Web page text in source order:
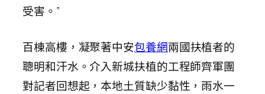
受害。”
百棟高樓，凝聚著中安包養網兩國扶植者的
聰明和汗水。介入新城扶植的工程師齊軍團
對記者回想起，本地土質缺少黏性，雨水一